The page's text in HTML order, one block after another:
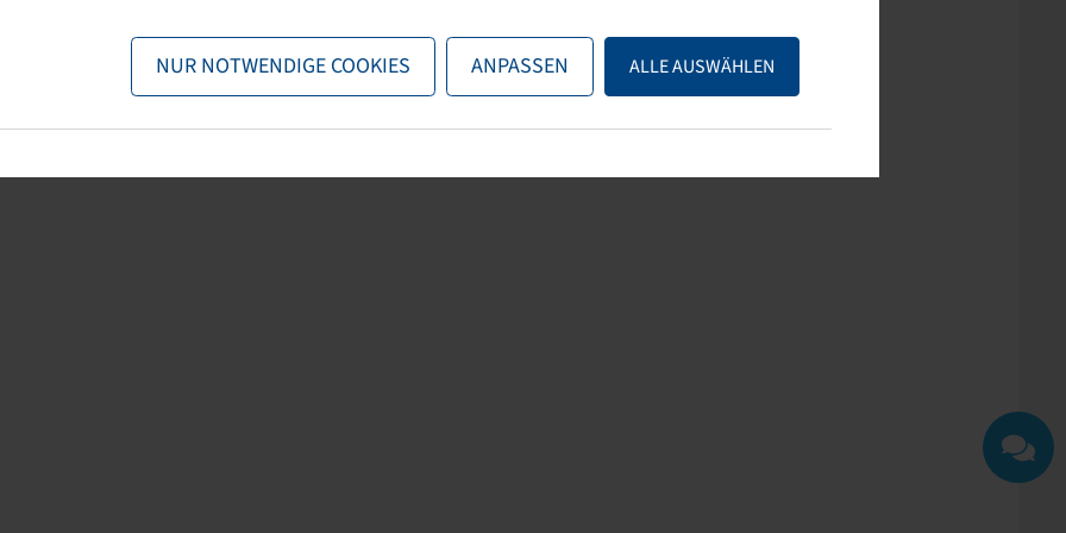
NUR NOTWENDIGE COOKIES ANPASSEN ALLE AUSWÄHLEN
zurück zur Startseite, die Suchfunktionen des Shops nutzen oder uns
direkt kontaktieren.
Tel.: +43 7221/72411–0